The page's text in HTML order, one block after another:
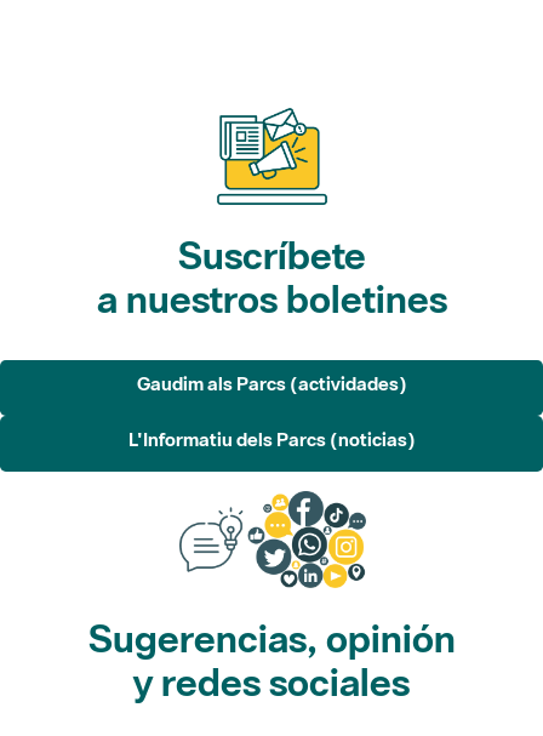
Suscríbete
a nuestros boletines
Gaudim als Parcs (actividades)
L'Informatiu dels Parcs (noticias)
Sugerencias, opinión
y redes sociales